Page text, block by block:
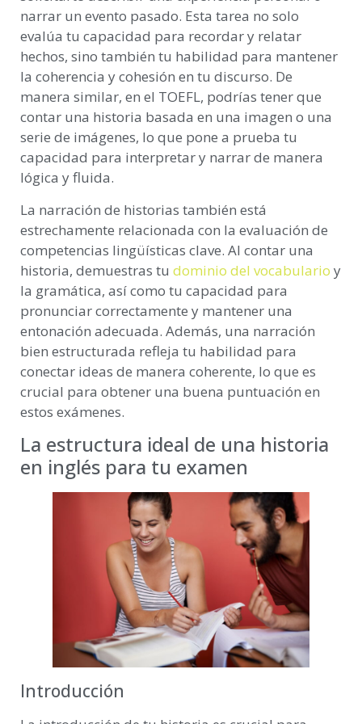
narrar un evento pasado. Esta tarea no solo
evalúa tu capacidad para recordar y relatar
hechos, sino también tu habilidad para mantener
la coherencia y cohesión en tu discurso. De
manera similar, en el TOEFL, podrías tener que
contar una historia basada en una imagen o una
serie de imágenes, lo que pone a prueba tu
capacidad para interpretar y narrar de manera
lógica y fluida.
La narración de historias también está
estrechamente relacionada con la evaluación de
competencias lingüísticas clave. Al contar una
historia, demuestras tu dominio del vocabulario y
la gramática, así como tu capacidad para
pronunciar correctamente y mantener una
entonación adecuada. Además, una narración
bien estructurada refleja tu habilidad para
conectar ideas de manera coherente, lo que es
crucial para obtener una buena puntuación en
estos exámenes.
La estructura ideal de una historia
en inglés para tu examen
Introducción